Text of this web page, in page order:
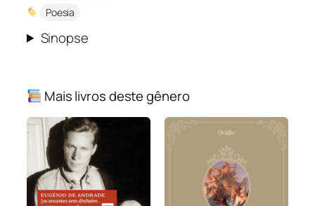
Poesia
Sinopse
Mais livros deste gênero